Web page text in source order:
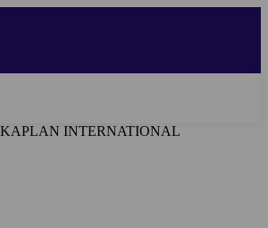
KAPLAN INTERNATIONAL